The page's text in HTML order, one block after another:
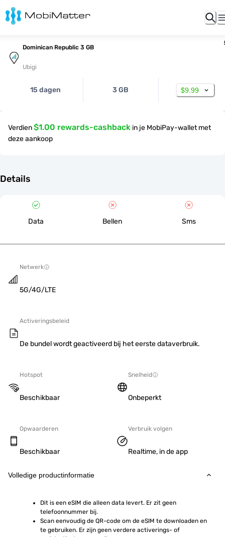
Dominican Republic 3 GB
Ubigi
15 dagen 3 GB $9.99
Verdien$1.00 rewards-cashback in je MobiPay-wallet met
deze aankoop
Details
Data Bellen Sms
Netwerk
5G/4G/LTE
Activeringsbeleid
De bundel wordt geactiveerd bij het eerste dataverbruik.
Hotspot
Beschikbaar
Snelheid
Onbeperkt
Opwaarderen
Beschikbaar
Verbruik volgen
Realtime, in de app
Volledige productinformatie
Dit is een eSIM die alleen data levert. Er zit geen
telefoonnummer bij.
Scan eenvoudig de QR-code om de eSIM te downloaden en
te gebruiken. Er zijn geen verdere activerings- of